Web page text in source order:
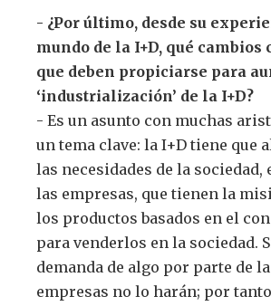
- ¿Por último, desde su
mundo de la I+D, qué cambios
que deben propiciarse para
‘industrialización’ de la I+D?
- Es un asunto con muchas
un tema clave: la I+D tiene que
las necesidades de la sociedad,
las empresas, que tienen la
los productos basados en el
para venderlos en la sociedad.
demanda de algo por parte de
empresas no lo harán; por